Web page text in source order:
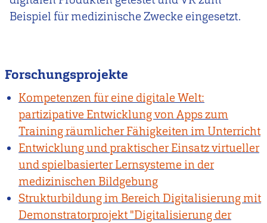
Beispiel für medizinische Zwecke eingesetzt.
Forschungsprojekte
Kompetenzen für eine digitale Welt:
partizipative Entwicklung von Apps zum
Training räumlicher Fähigkeiten im Unterricht
Entwicklung und praktischer Einsatz virtueller
und spielbasierter Lernsysteme in der
medizinischen Bildgebung
Strukturbildung im Bereich Digitalisierung mit
Demonstratorprojekt "Digitalisierung der